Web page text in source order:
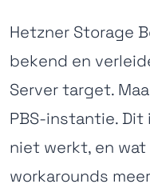
Hetzner Storage
bekend en
Server target.
PBS-instantie.
niet werkt, en
workarounds